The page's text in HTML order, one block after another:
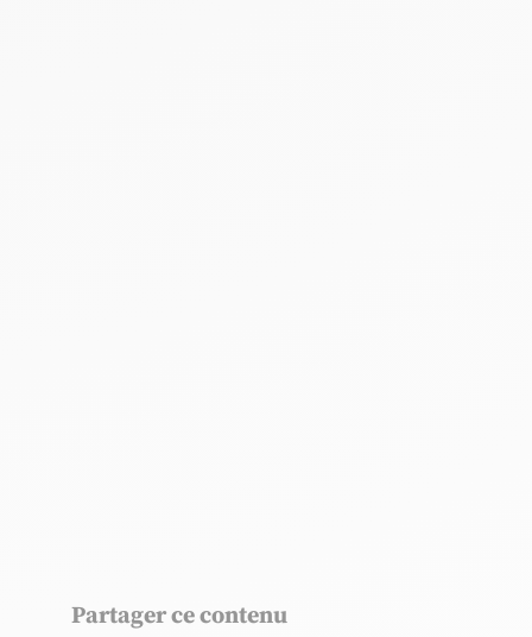
Partager ce contenu